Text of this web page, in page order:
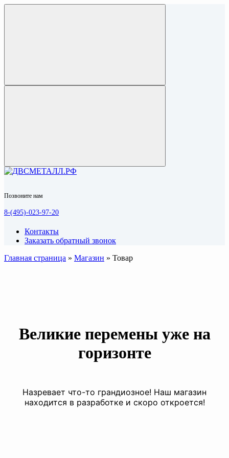
Позвоните нам
8-(495)-023-97-20
Контакты
Заказать обратный звонок
Главная страница » Магазин » Товар
Великие перемены уже на
горизонте
Назревает что-то грандиозное! Наш магазин
находится в разработке и скоро откроется!